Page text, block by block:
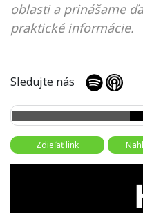
oblasti a prinášame
praktické informácie.
Sledujte nás
Zdieľať link